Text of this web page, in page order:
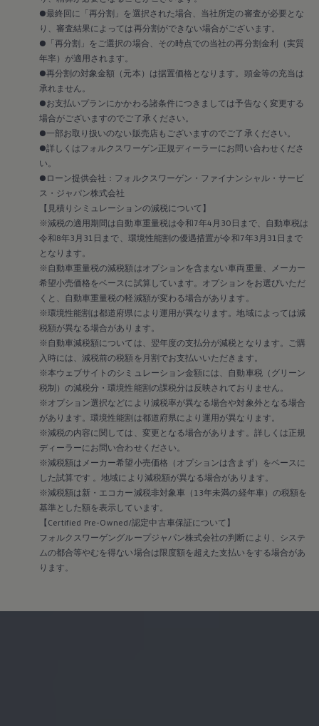
認定中古車
“Certified Pre-Owned”の品質とは
延長保証サービスガイド
9つの約束
スマート買取
キャンペーン/ファイナンスプログラム
フォルクスワーゲンについて
企業情報
会社概要
会社概要EN
採用情報
正規ディーラー地域別採用情報
プレスリリース
2025
2024
2023
2022
2021
2019
2018
2017
2016
2015
リコール関連情報
セーフティ マイスター
●最終回に「再分割」を選択された場合、当社所定の審査が必要とな
り、審査結果によっては再分割ができない場合がございます。
●「再分割」をご選択の場合、その時点での当社の再分割金利（実質
年率）が適用されます。
●再分割の対象金額（元本）は据置価格となります。頭金等の充当は
承れません。
●お支払いプランにかかわる諸条件につきましては予告なく変更する
場合がございますのでご了承ください。
●一部お取り扱いのない販売店もございますのでご了承ください。
●詳しくはフォルクスワーゲン正規ディーラーにお問い合わせくださ
い。
●ローン提供会社：フォルクスワーゲン・ファイナンシャル・サービ
ス・ジャパン株式会社
【見積りシミュレーションの減税について】
※減税の適用期間は自動車重量税は令和7年4月30日まで、自動車税は
令和8年3月31日まで、環境性能割の優遇措置が令和7年3月31日まで
となります。
※自動車重量税の減税額はオプションを含まない車両重量、メーカー
希望小売価格をベースに試算しています。オプションをお選びいただ
くと、自動車重量税の軽減額が変わる場合があります。
※環境性能割は都道府県により運用が異なります。地域によっては減
税額が異なる場合があります。
※自動車減税額については、翌年度の支払分が減税となります。ご購
入時には、減税前の税額を月割でお支払いいただきます。
※本ウェブサイトのシミュレーション金額には、自動車税（グリーン
税制）の減税分・環境性能割の課税分は反映されておりません。
※オプション選択などにより減税率が異なる場合や対象外となる場合
があります。環境性能割は都道府県により運用が異なります。
※減税の内容に関しては、変更となる場合があります。詳しくは正規
ディーラーにお問い合わせください。
※減税額はメーカー希望小売価格（オプションは含まず）をベースに
した試算です 。地域により減税額が異なる場合があります。
※減税額は新・エコカー減税非対象車（13年未満の経年車）の税額を
基準とした額を表示しています。
【Certified Pre-Owned/認定中古車保証について】
フォルクスワーゲングループジャパン株式会社の判断により、システ
ムの都合等やむを得ない場合は限度額を超えた支払いをする場合があ
ります。